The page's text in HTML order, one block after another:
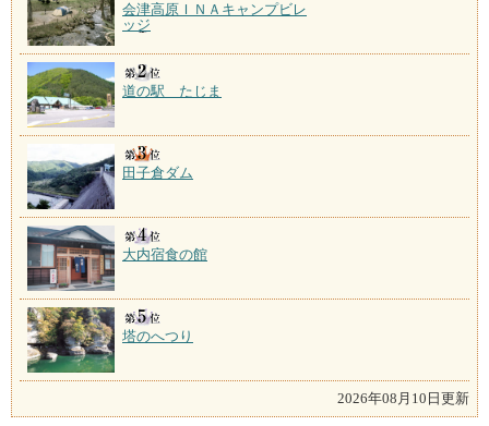
会津高原ＩＮＡキャンプビレ
ッジ
道の駅 たじま
田子倉ダム
大内宿食の館
塔のへつり
2026年08月10日更新